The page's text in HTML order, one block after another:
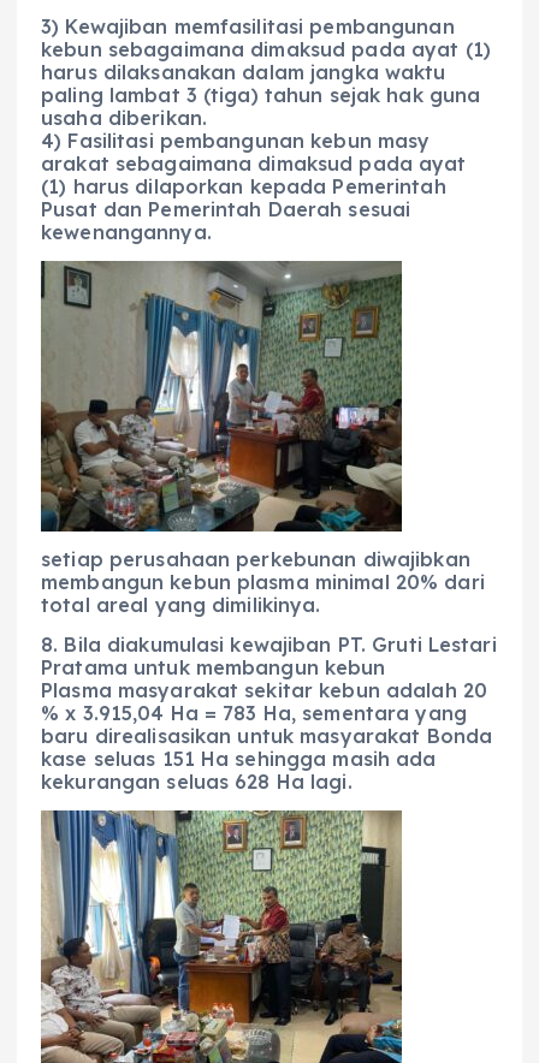
3) Kewajiban memfasilitasi pembangunan
kebun sebagaimana dimaksud pada ayat (1)
harus dilaksanakan dalam jangka waktu
paling lambat 3 (tiga) tahun sejak hak guna
usaha diberikan.
4) Fasilitasi pembangunan kebun masy
arakat sebagaimana dimaksud pada ayat
(1) harus dilaporkan kepada Pemerintah
Pusat dan Pemerintah Daerah sesuai
kewenangannya.
setiap perusahaan perkebunan diwajibkan
membangun kebun plasma minimal 20% dari
total areal yang dimilikinya.
8. Bila diakumulasi kewajiban PT. Gruti Lestari
Pratama untuk membangun kebun
Plasma masyarakat sekitar kebun adalah 20
% x 3.915,04 Ha = 783 Ha, sementara yang
baru direalisasikan untuk masyarakat Bonda
kase seluas 151 Ha sehingga masih ada
kekurangan seluas 628 Ha lagi.